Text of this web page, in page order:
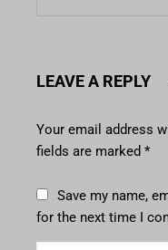
LEAVE A REPLY
Your email address
fields are marked *
Save my name,
for the next time I